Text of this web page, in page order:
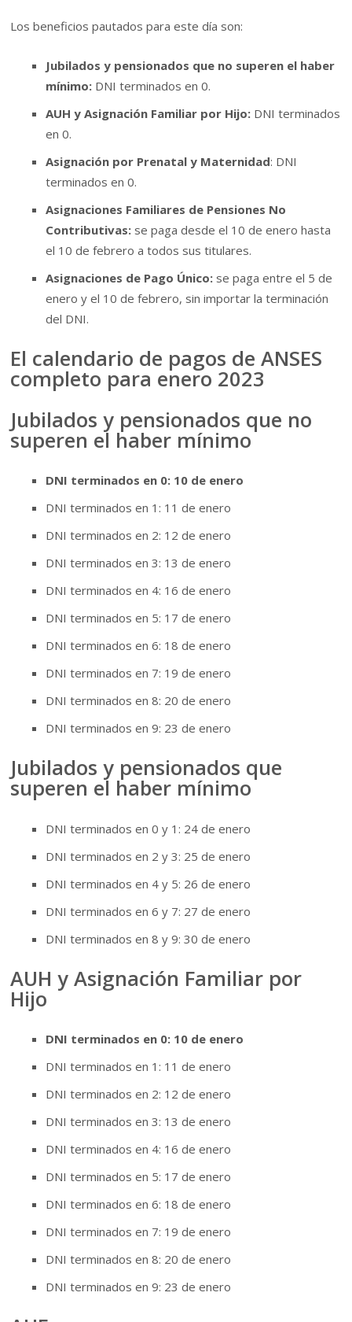
Los beneficios pautados para este día son:
Jubilados y pensionados que no superen el haber
mínimo: DNI terminados en 0.
AUH y Asignación Familiar por Hijo: DNI terminados
en 0.
Asignación por Prenatal y Maternidad: DNI
terminados en 0.
Asignaciones Familiares de Pensiones No
Contributivas: se paga desde el 10 de enero hasta
el 10 de febrero a todos sus titulares.
Asignaciones de Pago Único: se paga entre el 5 de
enero y el 10 de febrero, sin importar la terminación
del DNI.
El calendario de pagos de ANSES
completo para enero 2023
Jubilados y pensionados que no
superen el haber mínimo
DNI terminados en 0: 10 de enero
DNI terminados en 1: 11 de enero
DNI terminados en 2: 12 de enero
DNI terminados en 3: 13 de enero
DNI terminados en 4: 16 de enero
DNI terminados en 5: 17 de enero
DNI terminados en 6: 18 de enero
DNI terminados en 7: 19 de enero
DNI terminados en 8: 20 de enero
DNI terminados en 9: 23 de enero
Jubilados y pensionados que
superen el haber mínimo
DNI terminados en 0 y 1: 24 de enero
DNI terminados en 2 y 3: 25 de enero
DNI terminados en 4 y 5: 26 de enero
DNI terminados en 6 y 7: 27 de enero
DNI terminados en 8 y 9: 30 de enero
AUH y Asignación Familiar por
Hijo
DNI terminados en 0: 10 de enero
DNI terminados en 1: 11 de enero
DNI terminados en 2: 12 de enero
DNI terminados en 3: 13 de enero
DNI terminados en 4: 16 de enero
DNI terminados en 5: 17 de enero
DNI terminados en 6: 18 de enero
DNI terminados en 7: 19 de enero
DNI terminados en 8: 20 de enero
DNI terminados en 9: 23 de enero